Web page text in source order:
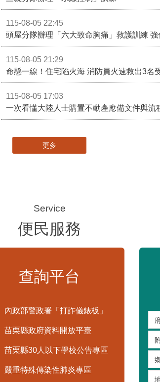
115-08-05 22:45
頭屋分隊辦理「六大致命胸痛」救護訓練
115-08-05 21:29
命懸一線！住宅陷火海 消防員火速救出3名
115-08-05 17:03
一次看懂大陸人士購置不動產應備文件與流
更多
便民服務
查詢平台
內政部警政署「打詐儀錶板」
苗栗縣政府資料開放平臺